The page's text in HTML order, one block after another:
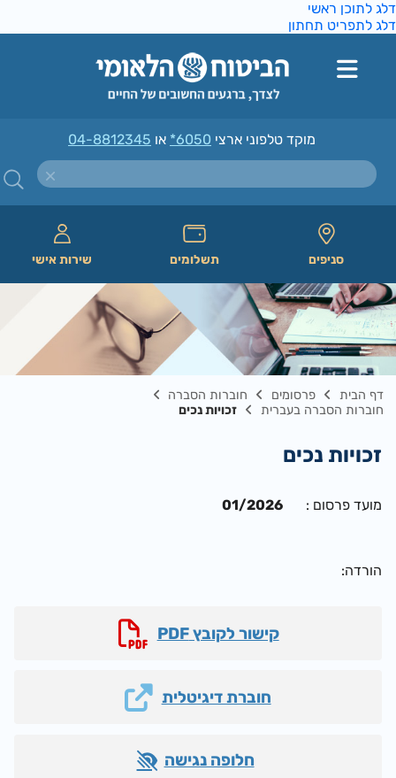
לתוכן ראשי
לתפריט תחתון
מוקד טלפוני ארצי*6050או04-8812345
סניפים תשלומים שירות אישי
דף הבית פרסומים
חוברות הסברה
חוברות הסברה בעברית
זכויות נכים
זכויות נכים
מועד פרסום : 01/2026
הורדה:
חלופה נגישה